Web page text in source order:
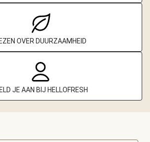
OVER DUURZAAMHEID
JE AAN BIJ HELLOFRESH